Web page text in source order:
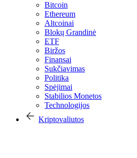
Bitcoin
Ethereum
Altcoinai
Blokų Grandinė
ETF
Biržos
Finansai
Sukčiavimas
Politika
Spėjimai
Stabilios Monetos
Technologijos
Kriptovaliutos